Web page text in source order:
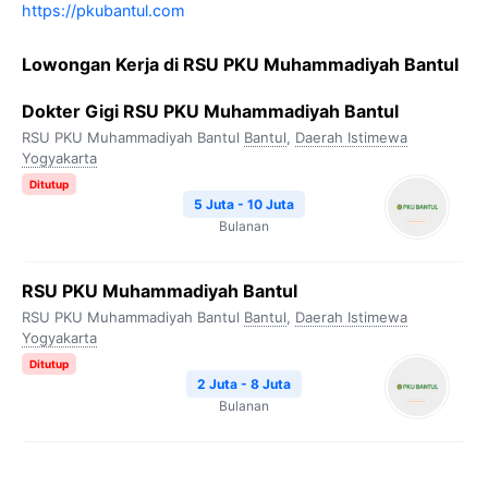
https://pkubantul.com
Lowongan Kerja di RSU PKU Muhammadiyah Bantul
Dokter Gigi RSU PKU Muhammadiyah Bantul
RSU PKU Muhammadiyah Bantul Bantul, Daerah Istimewa
Yogyakarta
Ditutup
5 Juta - 10 Juta
Bulanan
RSU PKU Muhammadiyah Bantul
RSU PKU Muhammadiyah Bantul Bantul, Daerah Istimewa
Yogyakarta
Ditutup
2 Juta - 8 Juta
Bulanan